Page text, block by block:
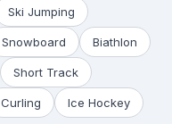
Ski Jumping
Snowboard Biathlon
Short Track
Curling Ice Hockey